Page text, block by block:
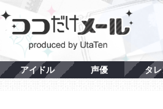
アイドル 声優 タ